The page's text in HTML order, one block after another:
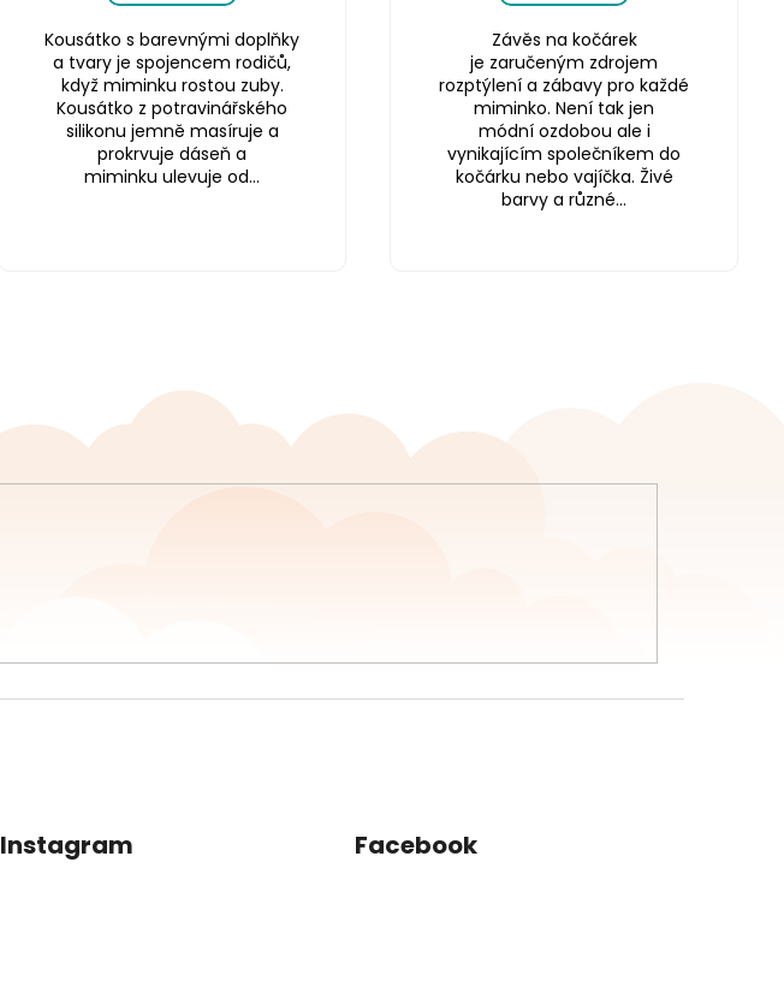
Kousátko s barevnými doplňky
a tvary je spojencem rodičů,
když miminku rostou zuby.
Kousátko z potravinářského
silikonu jemně masíruje a
prokrvuje dáseň a
miminku ulevuje od...
Závěs na kočárek
je zaručeným zdrojem
rozptýlení a zábavy pro každé
miminko. Není tak jen
módní ozdobou ale i
vynikajícím společníkem do
kočárku nebo vajíčka. Živé
barvy a různé...
Instagram Facebook